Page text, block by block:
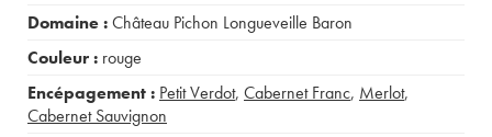
Domaine :Château Pichon Longueveille Baron
Couleur : rouge
Encépagement : Petit Verdot, Cabernet Franc, Merlot,
Cabernet Sauvignon